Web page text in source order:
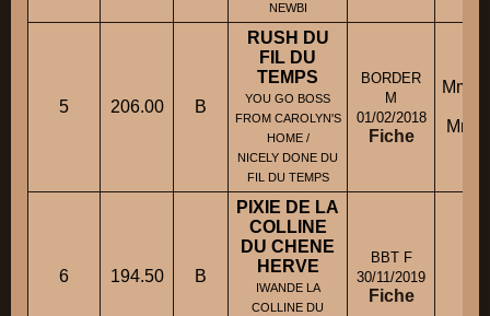
NEWBI
5 206.00 B
RUSH DU
FIL DU
TEMPS
YOU GO BOSS
FROM CAROLYN'S
HOME /
NICELY DONE DU
FIL DU TEMPS
BORDER
M
01/02/2018
Fiche
Mme
6 194.50 B
PIXIE DE LA
COLLINE
DU CHENE
HERVE
IWANDE LA
COLLINE DU
BBT F
30/11/2019
Fiche